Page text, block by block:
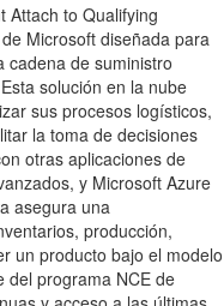
Attach to Qualifying
Microsoft diseñada para
cadena de suministro
solución en la nube
sus procesos logísticos,
la toma de decisiones
otras aplicaciones de
y Microsoft Azure
asegura una
producción,
un producto bajo el modelo
del programa NCE de